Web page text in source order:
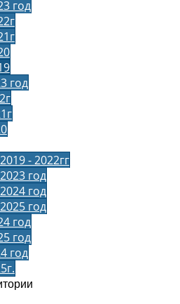
год
год
- 2022гг
год
год
год
год
год
год